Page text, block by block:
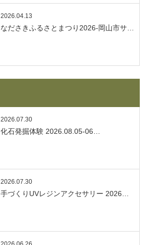
2026.04.13
なださきふるさとまつり2026-岡山市サ…
2026.07.30
化石発掘体験 2026.08.05-06…
2026.07.30
手づくりUVレジンアクセサリー 2026…